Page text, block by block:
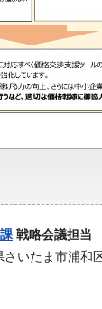
戦略会議担当
いたま市浦和